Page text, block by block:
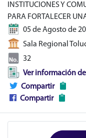
INSTITUCIONES Y
PARA FORTALECER
05 de Agosto de
Sala Regional
32
Ver información
Compartir
Compartir